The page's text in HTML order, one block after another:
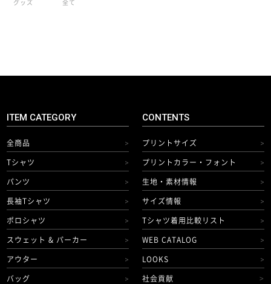
グッズ 全て
ITEM CATEGORY
全商品 >
Tシャツ >
パンツ >
長袖Tシャツ >
ポロシャツ >
スウェット & パーカー >
アウター >
バッグ >
CONTENTS
プリントサイズ >
プリントカラー・フォント >
生地・素材情報 >
サイズ情報 >
Tシャツ着用比較リスト >
WEB CATALOG >
LOOKS >
社会貢献
>